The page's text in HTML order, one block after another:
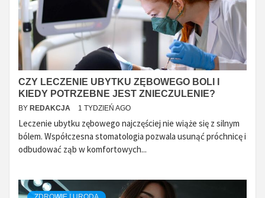
CZY LECZENIE UBYTKU ZĘBOWEGO BOLI I
KIEDY POTRZEBNE JEST ZNIECZULENIE?
BY REDAKCJA 1 TYDZIEŃ AGO
Leczenie ubytku zębowego najczęściej nie wiąże się z silnym
bólem. Współczesna stomatologia pozwala usunąć próchnicę i
odbudować ząb w komfortowych...